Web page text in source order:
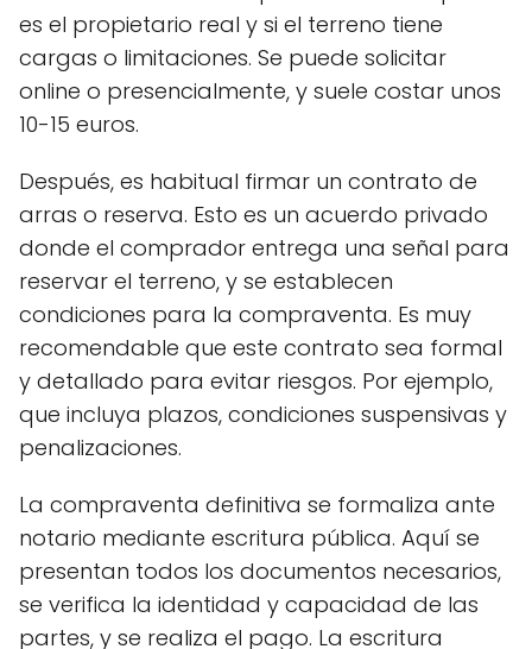
es el propietario real y si el terreno tiene
cargas o limitaciones. Se puede solicitar
online o presencialmente, y suele costar unos
10-15 euros.
Después, es habitual firmar un contrato de
arras o reserva. Esto es un acuerdo privado
donde el comprador entrega una señal para
reservar el terreno, y se establecen
condiciones para la compraventa. Es muy
recomendable que este contrato sea formal
y detallado para evitar riesgos. Por ejemplo,
que incluya plazos, condiciones suspensivas y
penalizaciones.
La compraventa definitiva se formaliza ante
notario mediante escritura pública. Aquí se
presentan todos los documentos necesarios,
se verifica la identidad y capacidad de las
partes, y se realiza el pago. La escritura